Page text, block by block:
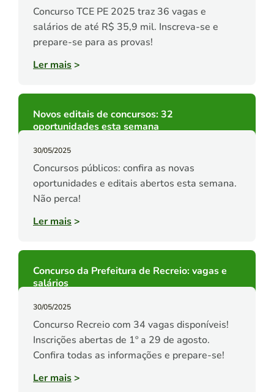
Concurso TCE PE 2025 traz 36 vagas e
salários de até R$ 35,9 mil. Inscreva-se e
prepare-se para as provas!
Ler mais>
Novos editais de concursos: 32
oportunidades esta semana
30/05/2025
Concursos públicos: confira as novas
oportunidades e editais abertos esta semana.
Não perca!
Ler mais>
Concurso da Prefeitura de Recreio: vagas e
salários
30/05/2025
Concurso Recreio com 34 vagas disponíveis!
Inscrições abertas de 1º a 29 de agosto.
Confira todas as informações e prepare-se!
Ler mais>